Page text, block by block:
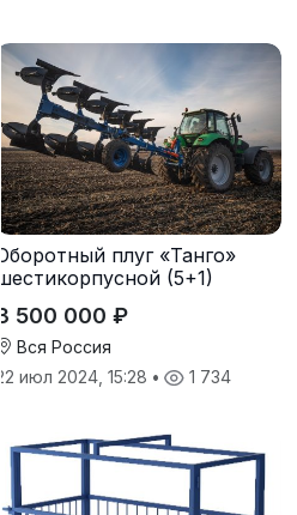
Оборотный плуг «Танго»
шестикорпусной (5+1)
3 500 000 ₽
Вся Россия
22 июл 2024, 15:28 • 1 734